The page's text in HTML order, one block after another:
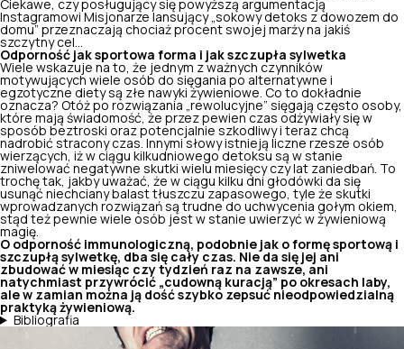
Ciekawe, czy posługujący się powyższą argumentacją
Instagramowi Misjonarze lansujący „sokowy detoks z dowozem do
domu” przeznaczają chociaż procent swojej marży na jakiś
szczytny cel…
Odporność jak sportowa forma i jak szczupła sylwetka
Wiele wskazuje na to, że jednym z ważnych czynników
motywujących wiele osób do sięgania po alternatywne i
egzotyczne diety są złe nawyki żywieniowe. Co to dokładnie
oznacza? Otóż po rozwiązania „rewolucyjne” sięgają często osoby,
które mają świadomość, że przez pewien czas odżywiały się w
sposób beztroski oraz potencjalnie szkodliwy i teraz chcą
nadrobić stracony czas. Innymi słowy istnieją liczne rzesze osób
wierzących, iż w ciągu kilkudniowego detoksu są w stanie
zniwelować negatywne skutki wielu miesięcy czy lat zaniedbań. To
trochę tak, jakby uważać, że w ciągu kilku dni głodówki da się
usunąć niechciany balast tłuszczu zapasowego , tyle że skutki
wprowadzanych rozwiązań są trudne do uchwycenia gołym okiem,
stąd też pewnie wiele osób jest w stanie uwierzyć w żywieniową
magię.
O odporność immunologiczną, podobnie jak o formę sportową i
szczupłą sylwetkę, dba się cały czas. Nie da się jej ani
zbudować w miesiąc czy tydzień raz na zawsze, ani
natychmiast przywrócić „cudowną kuracją” po okresach laby,
ale w zamian można ją dość szybko zepsuć nieodpowiedzialną
praktyką żywieniową.
Bibliografia